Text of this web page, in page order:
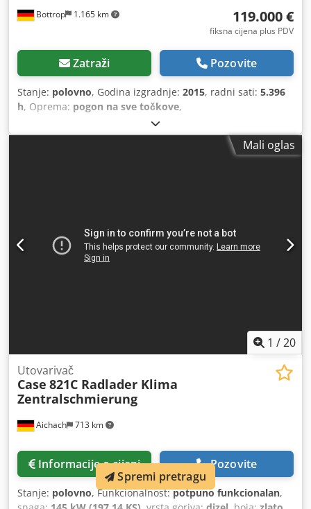
Bottrop 1.165 km 119.000 €
fiksna cijena plus PDV
Zatraži Pozovite
Stanje: polovno, Godina izgradnje: 2015, radni sati: 5.396
h, Oprema: pogon na sve točkove,
Mali oglas
1 /20
Aichach 713 km
Utovarivač
Case 821C Radlader Klima
Zentralschmierung
Informacije o cijeni Pozovite
Stanje: polovno, Funkcionalnost:potpuno funkcionalan,
Spremi pretragu